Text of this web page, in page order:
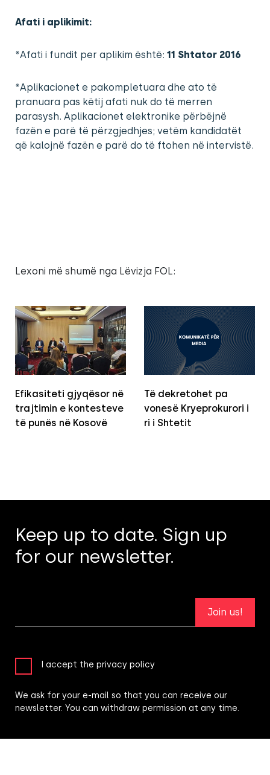
Afati i aplikimit:
*Afati i fundit per aplikim është: 11 Shtator 2016
*Aplikacionet e pakompletuara dhe ato të
pranuara pas këtij afati nuk do të merren
parasysh. Aplikacionet elektronike përbëjnë
fazën e parë të përzgjedhjes; vetëm kandidatët
që kalojnë fazën e parë do të ftohen në intervistë.
Lexoni më shumë nga Lëvizja FOL:
Efikasiteti gjyqësor në
trajtimin e kontesteve
të punës në Kosovë
Të dekretohet pa
vonesë Kryeprokurori i
ri i Shtetit
Keep up to date. Sign up
for our newsletter.
Join us!
I accept the privacy policy
We ask for your e-mail so that you can receive our
newsletter. You can withdraw permission at any time.